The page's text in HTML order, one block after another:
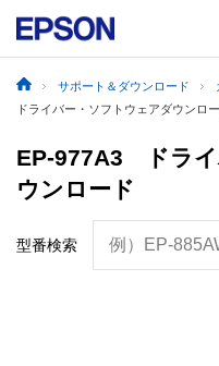
サポート＆ダウンロード
ドライバー・ソフトウェアダウンロ
EP-977A3 ドライ
ウンロード
型番検索 例）EP-